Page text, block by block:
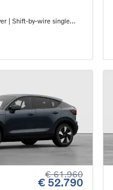
| Shift-by-wire single
€ 61.960
€ 52.790